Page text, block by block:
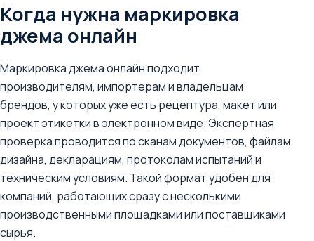
Когда нужна маркировка
джема онлайн
Маркировка джема онлайн подходит
производителям, импортерам и владельцам
брендов, у которых уже есть рецептура, макет или
проект этикетки в электронном виде. Экспертная
проверка проводится по сканам документов, файлам
дизайна, декларациям, протоколам испытаний и
техническим условиям. Такой формат удобен для
компаний, работающих сразу с несколькими
производственными площадками или поставщиками
сырья.